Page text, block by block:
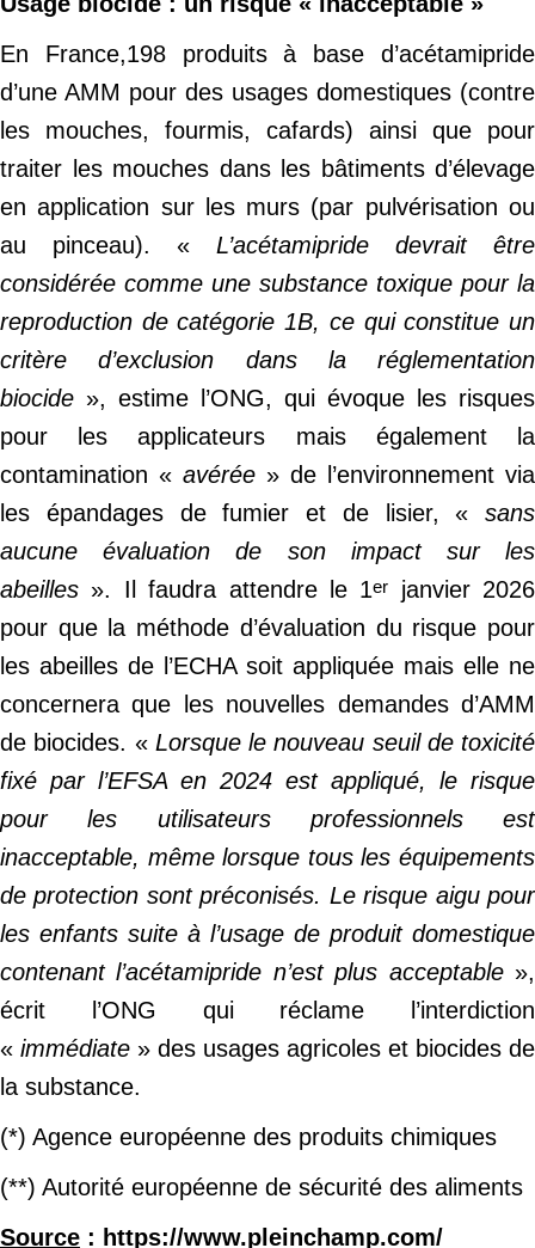
En France,198 produits à base d’acétamipride
d’une AMM pour des usages domestiques (contre
les mouches, fourmis, cafards) ainsi que pour
traiter les mouches dans les bâtiments d’élevage
en application sur les murs (par pulvérisation ou
au pinceau). « L’acétamipride devrait être
considérée comme une substance toxique pour la
reproduction de catégorie 1B, ce qui constitue un
critère d’exclusion dans la réglementation
biocide », estime l’ONG, qui évoque les risques
pour les applicateurs mais également la
contamination « avérée » de l’environnement via
les épandages de fumier et de lisier, « sans
aucune évaluation de son impact sur les
abeilles ». Il faudra attendre le 1er
janvier 2026
pour que la méthode d’évaluation du risque pour
les abeilles de l’ECHA soit appliquée mais elle ne
concernera que les nouvelles demandes d’AMM
de biocides. « Lorsque le nouveau seuil de toxicité
fixé par l’EFSA en 2024 est appliqué, le risque
pour les utilisateurs professionnels est
inacceptable, même lorsque tous les équipements
de protection sont préconisés. Le risque aigu pour
les enfants suite à l’usage de produit domestique
contenant l’acétamipride n’est plus acceptable»,
écrit l’ONG qui réclame l’interdiction
« immédiate » des usages agricoles et biocides de
la substance.
(*) Agence européenne des produits chimiques
(**) Autorité européenne de sécurité des aliments
Source : https://www.pleinchamp.com/